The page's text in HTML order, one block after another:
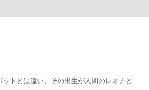
トとは違い、その出生が人間のレオナと